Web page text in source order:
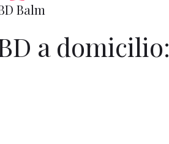
Balm
a domicilio: